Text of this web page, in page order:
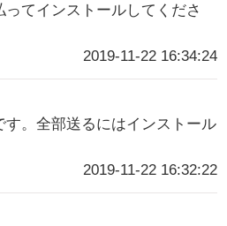
てインストールしてくださ
2019-11-22 16:34:24
す。全部送るにはインストール
2019-11-22 16:32:22